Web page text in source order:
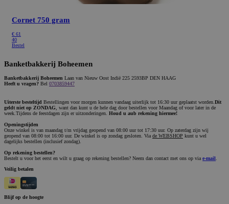
Cornet 750 gram
€ 61
40
Bestel
Banketbakkerij Boheemen
Banketbakkerij Boheemen Laan van Nieuw Oost Indië 225 2593BP DEN HAAG
Heeft u vragen? Bel 0703859447
Uiterste besteltijd Bestellingen voor morgen kunnen vandaag uiterlijk tot 16:30 uur geplaatst worden. Dit
geldt niet op ZONDAG , want dan kunt u de hele dag door bestellen voor Maandag of voor later in de
week.Tijdens de feestdagen zijn er uitzonderingen. Houd u aub rekening hiermee!
Openingstijden
Onze winkel is van maandag t/m vrijdag geopend van 08:00 uur tot 17:30 uur. Op zaterdag zijn wij
geopend van 08:00 tot 16:00 uur. De winkel is op zondag gesloten. Via de WEBSHOP kunt u wel
dagelijks bestellen (inclusief zondag).
Op rekening bestellen?
Bestelt u voor het eerst en wilt u graag op rekening bestellen? Neem dan contact met ons op via e-mail
Veilig betalen
Blijf op de hoogte